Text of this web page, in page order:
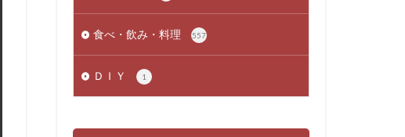
食べ・飲み・料理 557
ＤＩＹ 1